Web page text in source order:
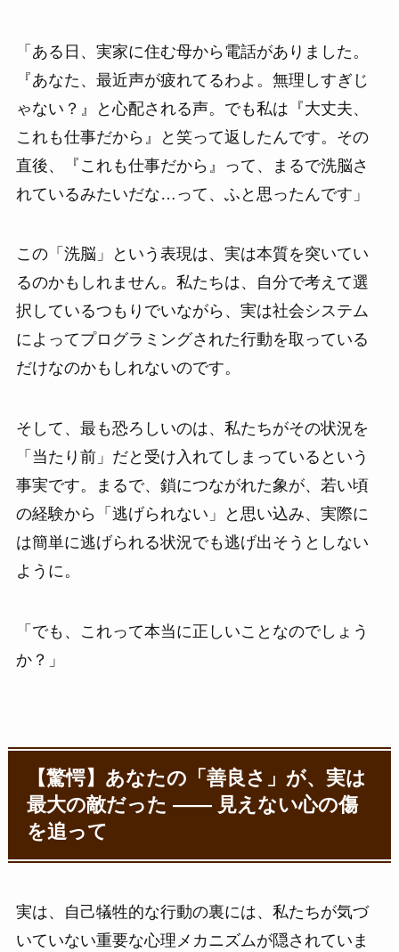
「ある日、実家に住む母から電話がありました。
『あなた、最近声が疲れてるわよ。無理しすぎじ
ゃない？』と心配される声。でも私は『大丈夫、
これも仕事だから』と笑って返したんです。その
直後、『これも仕事だから』って、まるで洗脳さ
れているみたいだな…って、ふと思ったんです」
この「洗脳」という表現は、実は本質を突いてい
るのかもしれません。私たちは、自分で考えて選
択しているつもりでいながら、実は社会システム
によってプログラミングされた行動を取っている
だけなのかもしれないのです。
そして、最も恐ろしいのは、私たちがその状況を
「当たり前」だと受け入れてしまっているという
事実です。まるで、鎖につながれた象が、若い頃
の経験から「逃げられない」と思い込み、実際に
は簡単に逃げられる状況でも逃げ出そうとしない
ように。
「でも、これって本当に正しいことなのでしょう
か？」
【驚愕】あなたの「善良さ」が、実は
最大の敵だった ―― 見えない心の傷
を追って
実は、自己犠牲的な行動の裏には、私たちが気づ
いていない重要な心理メカニズムが隠されていま